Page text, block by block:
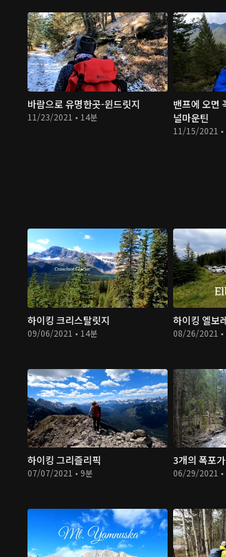
바람으로 유명한곳-윈드릿지
11/23/2021 • 14분
밴프에 오면
널마운틴
11/15/2021 •
하이킹 크리스탈릿지
09/06/2021 • 14분
하이킹 엘보
08/26/2021 •
하이킹 그리즐리픽
07/07/2021 • 9분
3개의 폭포
06/29/2021 •